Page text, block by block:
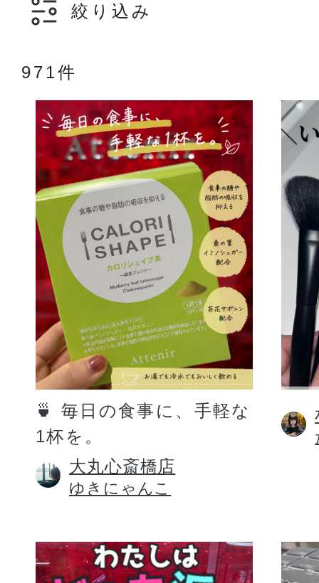
アテニアの「
お友達紹介サ
定期お届けサ
スキンケア人気ライン
ドレススノー
絞り込み
971件
🍵 毎日の食事に、手軽な
1杯を。
大丸心斎橋店
ゆきにゃんこ